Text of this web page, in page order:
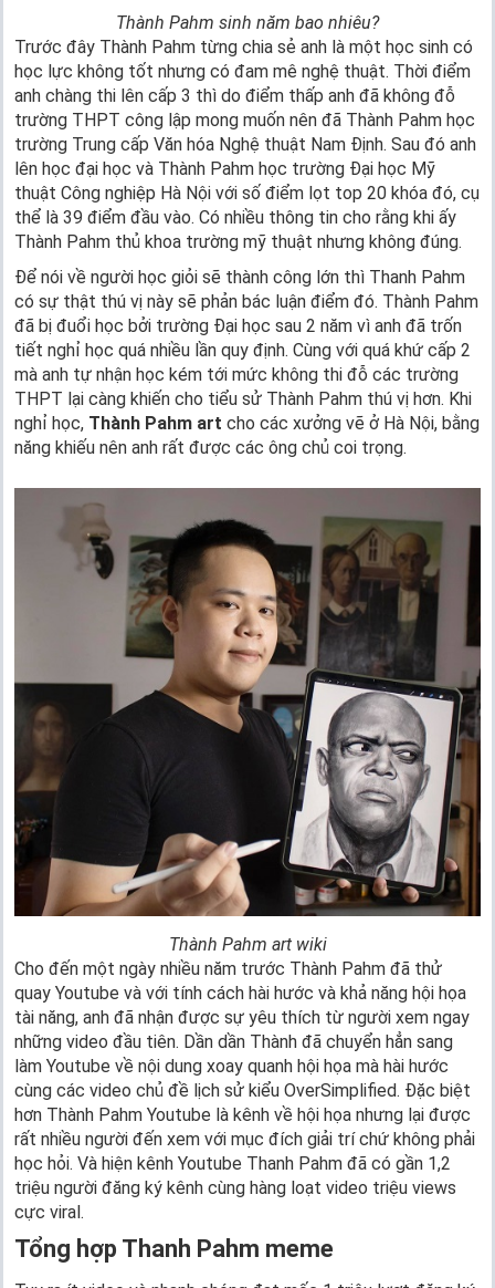
Thành Pahm sinh năm bao nhiêu?
Trước đây Thành Pahm từng chia sẻ anh là một học sinh có
học lực không tốt nhưng có đam mê nghệ thuật. Thời điểm
anh chàng thi lên cấp 3 thì do điểm thấp anh đã không đỗ
trường THPT công lập mong muốn nên đã Thành Pahm học
trường Trung cấp Văn hóa Nghệ thuật Nam Định. Sau đó anh
lên học đại học và Thành Pahm học trường Đại học Mỹ
thuật Công nghiệp Hà Nội với số điểm lọt top 20 khóa đó, cụ
thể là 39 điểm đầu vào. Có nhiều thông tin cho rằng khi ấy
Thành Pahm thủ khoa trường mỹ thuật nhưng không đúng.
Để nói về người học giỏi sẽ thành công lớn thì Thanh Pahm
có sự thật thú vị này sẽ phản bác luận điểm đó. Thành Pahm
đã bị đuổi học bởi trường Đại học sau 2 năm vì anh đã trốn
tiết nghỉ học quá nhiều lần quy định. Cùng với quá khứ cấp 2
mà anh tự nhận học kém tới mức không thi đỗ các trường
THPT lại càng khiến cho tiểu sử Thành Pahm thú vị hơn. Khi
nghỉ học, Thành Pahm art cho các xưởng vẽ ở Hà Nội, bằng
năng khiếu nên anh rất được các ông chủ coi trọng.
Thành Pahm art wiki
Cho đến một ngày nhiều năm trước Thành Pahm đã thử
quay Youtube và với tính cách hài hước và khả năng hội họa
tài năng, anh đã nhận được sự yêu thích từ người xem ngay
những video đầu tiên. Dần dần Thành đã chuyển hẳn sang
làm Youtube về nội dung xoay quanh hội họa mà hài hước
cùng các video chủ đề lịch sử kiểu OverSimplified. Đặc biệt
hơn Thành Pahm Youtube là kênh về hội họa nhưng lại được
rất nhiều người đến xem với mục đích giải trí chứ không phải
học hỏi. Và hiện kênh Youtube Thanh Pahm đã có gần 1,2
triệu người đăng ký kênh cùng hàng loạt video triệu views
cực viral.
Tổng hợp Thanh Pahm meme